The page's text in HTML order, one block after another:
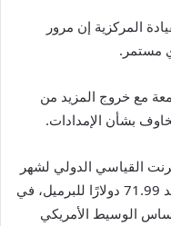
المركزية إن مرور
مستمر.
مع خروج المزيد من
بشأن الإمدادات.
القياسي الدولي لشهر
أغسطس على انخفاض بنسبة 4.34% عند 71.99 دولارًا للبرميل، في
الوسيط الأمريكي